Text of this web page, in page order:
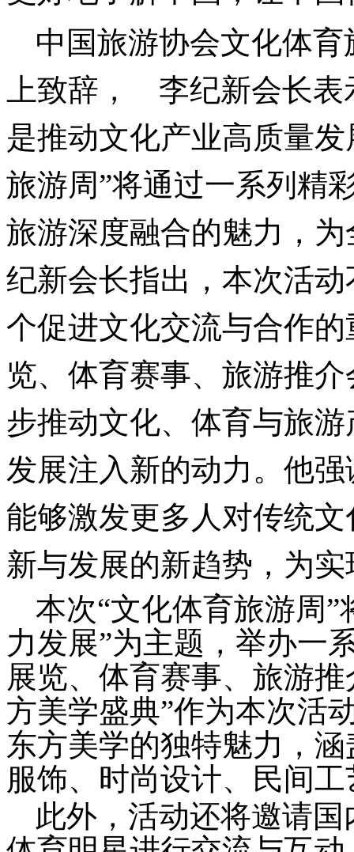
中国旅游协会文化体
上致辞，
李纪新会长
是推动文化产业高质量
旅游周”将通过一系列精
旅游深度融合的魅力，
纪新会长指出，本次活
个促进文化交流与合作
览、体育赛事、旅游推
步推动文化、体育与旅
发展注入新的动力。他
能够激发更多人对传统
新与发展的新趋势，为
本次“文化体育旅游周
力发展”为主题，举办一
展览、体育赛事、旅游
方美学盛典”作为本次活
东方美学的独特魅力，
服饰、时尚设计、民间
此外，活动还将邀请